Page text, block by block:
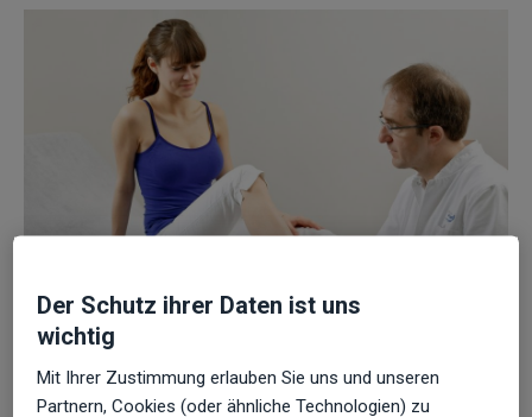
Das Morton Neurom ist eine spezielle
Der Schutz ihrer Daten ist uns
wichtig
Mit Ihrer Zustimmung erlauben Sie uns und unseren
Partnern, Cookies (oder ähnliche Technologien) zu